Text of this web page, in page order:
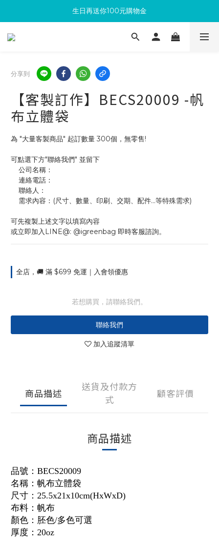
滿300回饋10%購物金
生日再送你100元購物金
加入成為新會員 馬上領取50元購物金
分享到
【客製訂作】BECS20009 -帆
布立體袋
為 "大量客製商品" 起訂數量 300個，無零售!
可點選下方"聯絡我們" 並留下
    公司名稱：
    連絡電話：
    聯絡人：
    需求內容：(尺寸、數量、印刷、交期、配件...等特殊需求)
可先複製上述文字以填寫內容
或立即加入LINE@: @igreenbag 即時客服諮詢。
全店，🚚 滿 $699 免運｜入會領優惠
若想購買，請聯絡我們。
聯絡我們
加入追蹤清單
商品描述
送貨及付款方
式
顧客評價
商品描述
品號： BECS20009
名稱：帆布立體袋
尺寸：25.5x21x10cm(HxWxD)
布料：帆布
顏色：胚色/多色可選
厚度：20oz